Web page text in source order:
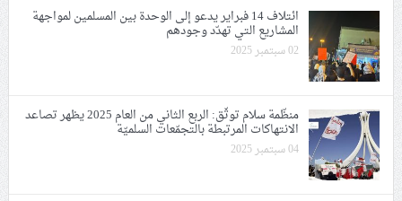
ائتلاف 14 فبراير يدعو إلى الوحدة بين المسلمين لمواجهة
المشاريع التي تهدّد وجودهم
02 سبتمبر 2025
منظّمة سلام توثّق: اﻟﺮﺑﻊ اﻟﺜﺎﻧﻲ ﻣﻦ العام 2025 يظهر تصاعد
الانتهاكات المرتبطة بالتجمّعات السلميّة
04 سبتمبر 2025